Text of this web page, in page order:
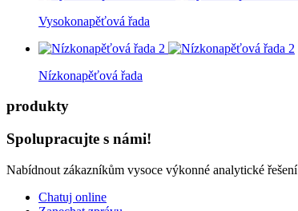
Vysokonapěťová řada
Nízkonapěťová řada
produkty
Spolupracujte s námi!
Nabídnout zákazníkům vysoce výkonné analytické řešení
Chatuj online